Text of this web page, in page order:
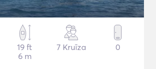
19 ft
6 m
7 Kruīza 0